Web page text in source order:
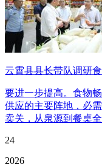
云霄县县长带队调研
要进一步提高。食物
供应的主要阵地，必
卖关，从泉源到餐桌
24
2026